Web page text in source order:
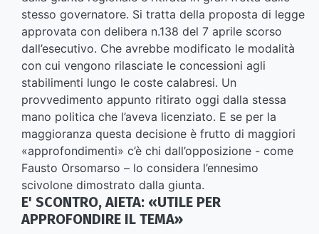
stesso governatore. Si tratta della proposta di legge
approvata con delibera n.138 del 7 aprile scorso
dall’esecutivo. Che avrebbe modificato le modalità
con cui vengono rilasciate le concessioni agli
stabilimenti lungo le coste calabresi. Un
provvedimento appunto ritirato oggi dalla stessa
mano politica che l’aveva licenziato. E se per la
maggioranza questa decisione è frutto di maggiori
«approfondimenti» c’è chi dall’opposizione - come
Fausto Orsomarso – lo considera l’ennesimo
scivolone dimostrato dalla giunta.
E' SCONTRO, AIETA: «UTILE PER
APPROFONDIRE IL TEMA»